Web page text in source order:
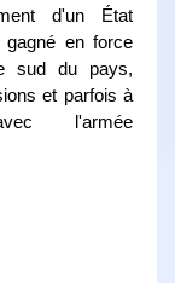
d'un État
gagné en force
sud du pays,
et parfois à
l'armée